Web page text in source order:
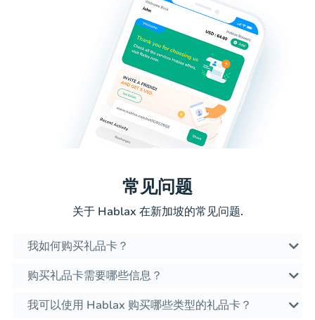
常见问题
关于 Hablax 在新加坡的常见问题.
我如何购买礼品卡？
购买礼品卡需要哪些信息？
我可以使用 Hablax 购买哪些类型的礼品卡？